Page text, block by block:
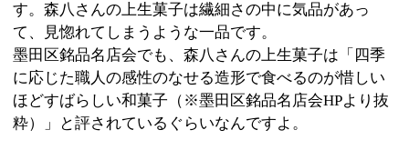
たものです。
個人の主観的な評価や情報時間の経過による変化など
がございます事をご了承ください。